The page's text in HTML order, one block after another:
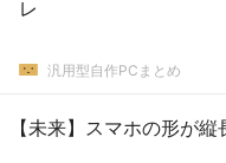
レ
汎用型自作PCまとめ
【未来】スマホの形が